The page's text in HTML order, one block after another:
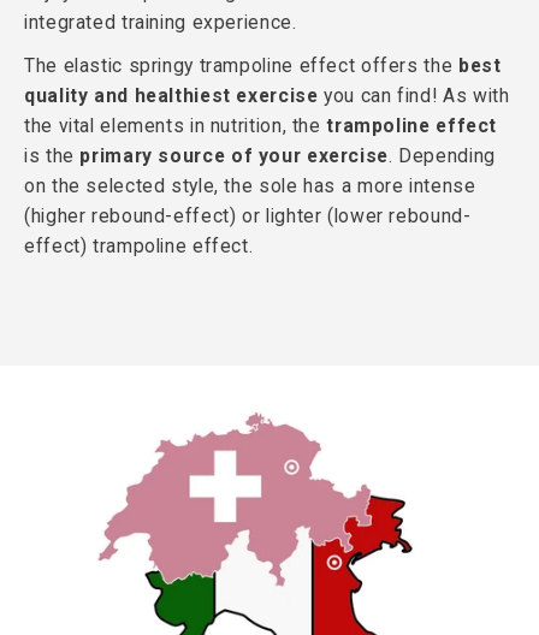
integrated training experience.
The elastic springy trampoline effect offers the best
quality and healthiest exercise you can find! As with
the vital elements in nutrition, thetrampoline effect
is the primary source of your exercise. Depending
on the selected style, the sole has a more intense
(higher rebound-effect) or lighter (lower rebound-
effect) trampoline effect.